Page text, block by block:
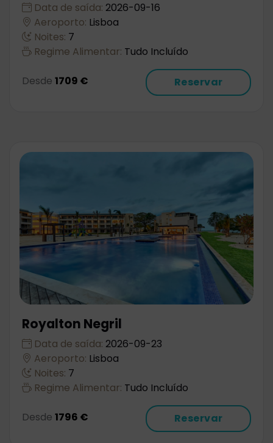
Data de saída: 2026-09-16
Aeroporto: Lisboa
Noites: 7
Regime Alimentar: Tudo Incluído
Desde 1709 € Reservar
Royalton Negril
Data de saída: 2026-09-23
Aeroporto: Lisboa
Noites: 7
Regime Alimentar: Tudo Incluído
Desde 1796 € Reservar